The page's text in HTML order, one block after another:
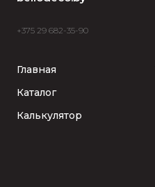
+375 29 682-35-90
Главная
Каталог
Калькулятор